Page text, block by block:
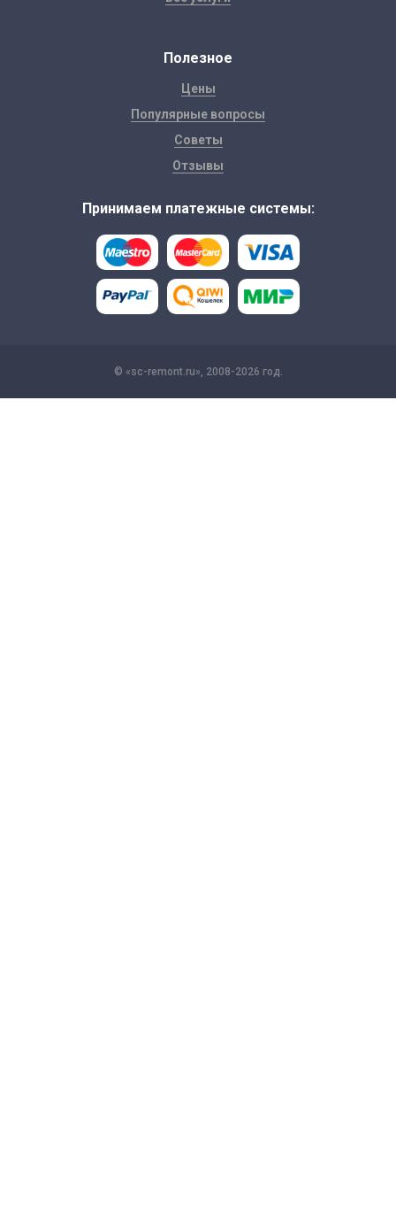
Полезное
Цены
Популярные вопросы
Советы
Отзывы
Принимаем платежные системы:
© «sc-remont.ru», 2008-2026 год.